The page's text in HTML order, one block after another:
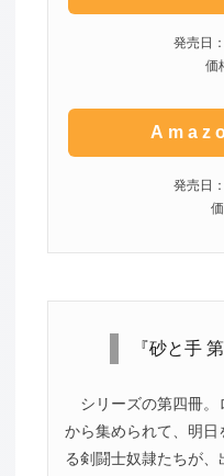
発売日
価
発売日
『砂と手
シリーズの第四冊。
から集められて、明
る剣闘士奴隷たちが